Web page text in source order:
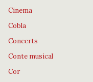
Cinema
Cobla
Concerts
Conte musical
Cor